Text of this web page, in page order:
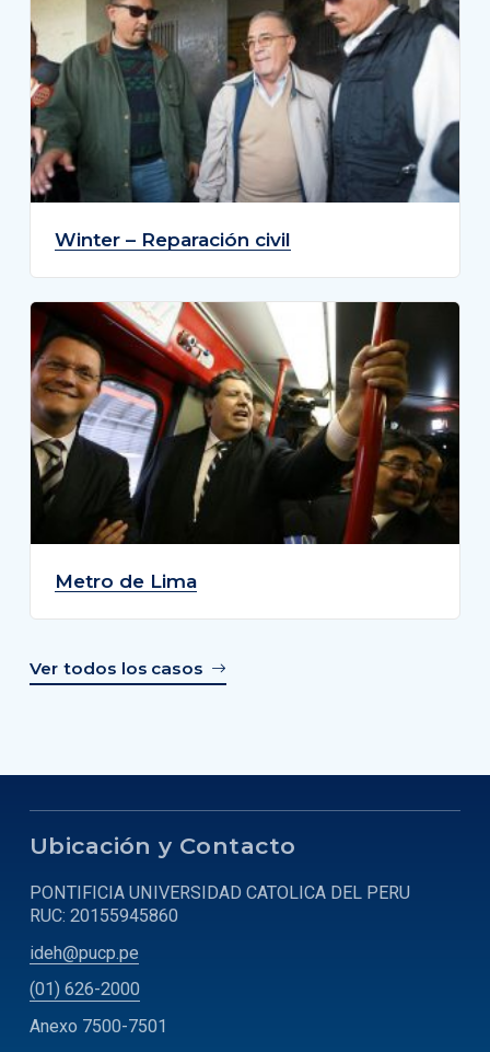
Winter – Reparación civil
Metro de Lima
Ver todos los casos
Ubicación y Contacto
PONTIFICIA UNIVERSIDAD CATOLICA DEL PERU
RUC: 20155945860
ideh@pucp.pe
(01) 626-2000
Anexo 7500-7501